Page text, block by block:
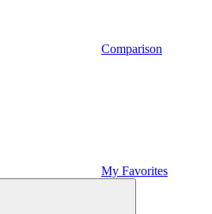
Comparison
My Favorites